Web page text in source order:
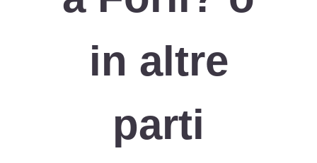
in altre
parti